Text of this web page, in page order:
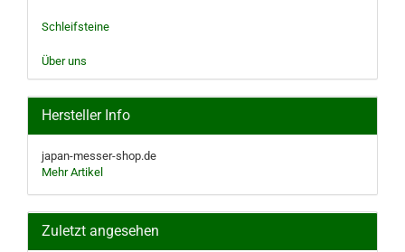
Schleifsteine
Über uns
Hersteller Info
japan-messer-shop.de
Mehr Artikel
Zuletzt angesehen